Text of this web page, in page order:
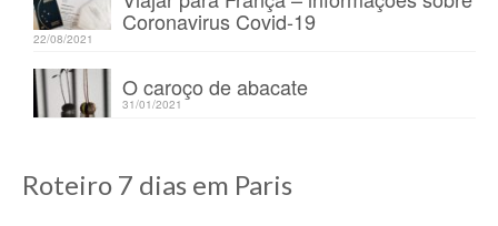
Coronavirus Covid-19
22/08/2021
O caroço de abacate
31/01/2021
Roteiro 7 dias em Paris